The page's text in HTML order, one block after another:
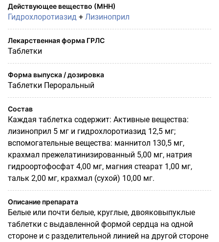
Действующее вещество (МНН)
Гидрохлоротиазид + Лизиноприл
Лекарственная форма ГРЛС
Таблетки
Форма выпуска / дозировка
Таблетки Пероральный
Состав
Каждая таблетка содержит: Активные вещества:
лизиноприл 5 мг и гидрохлоротиазид 12,5 мг;
вспомогательные вещества: маннитол 130,5 мг,
крахмал прежелатинизированный 5,00 мг, натрия
гидроортофосфат 4,00 мг, магния стеарат 1,00 мг,
тальк 2,00 мг, крахмал (сухой) 10,00 мг.
Описание препарата
Белые или почти белые, круглые, двояковыпуклые
таблетки с выдавленной формой сердца на одной
стороне и с разделительной линией на другой стороне